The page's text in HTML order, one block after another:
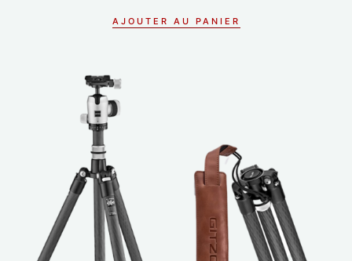
AJOUTER AU PANIER